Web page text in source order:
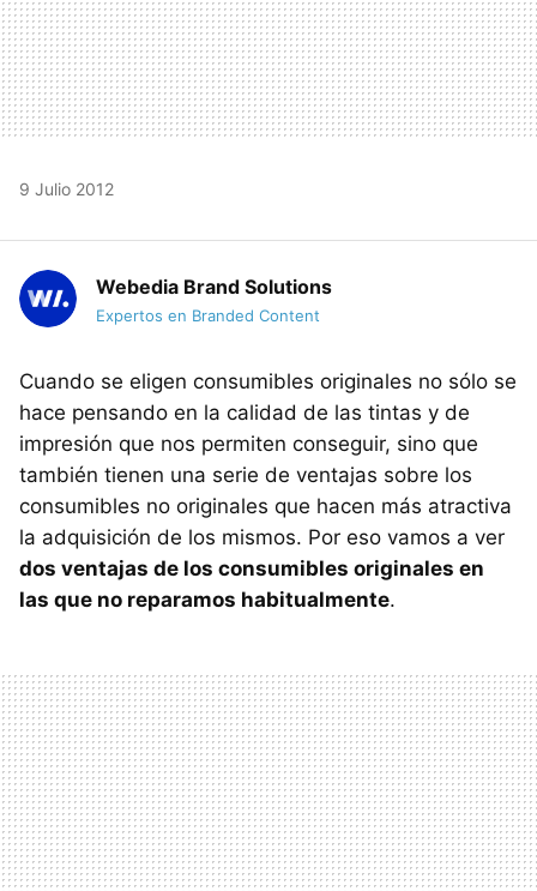
9 Julio 2012
Webedia Brand Solutions
Expertos en Branded Content
Cuando se eligen consumibles originales no sólo se
hace pensando en la calidad de las tintas y de
impresión que nos permiten conseguir, sino que
también tienen una serie de ventajas sobre los
consumibles no originales que hacen más atractiva
la adquisición de los mismos. Por eso vamos a ver
dos ventajas de los consumibles originales en
las que no reparamos habitualmente.